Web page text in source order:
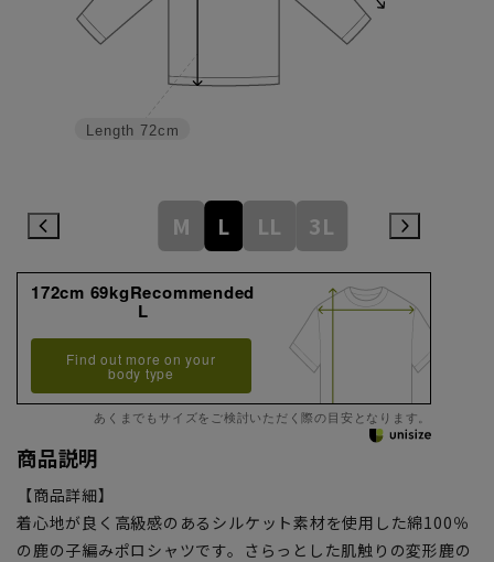
Length 72cm
M L LL 3L
172cm 69kgRecommended
L
Find out more on your
body type
あくまでもサイズをご検討いただく際の目安となります。
商品説明
【商品詳細】
着心地が良く高級感のあるシルケット素材を使用した綿100％
の鹿の子編みポロシャツです。さらっとした肌触りの変形鹿の